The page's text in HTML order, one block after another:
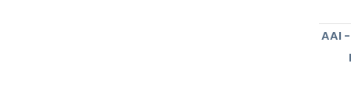
AAI